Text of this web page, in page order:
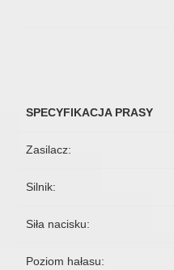
SPECYFIKACJA PRASY
Zasilacz:
Silnik:
Siła nacisku:
Poziom hałasu: